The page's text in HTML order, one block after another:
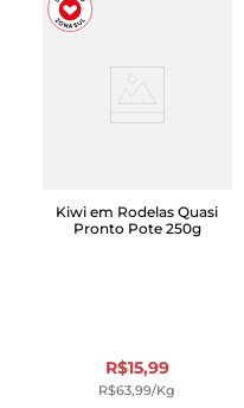
Kiwi em Rodelas Quasi
Pronto Pote 250g
R$15,99
R$63,99/kg